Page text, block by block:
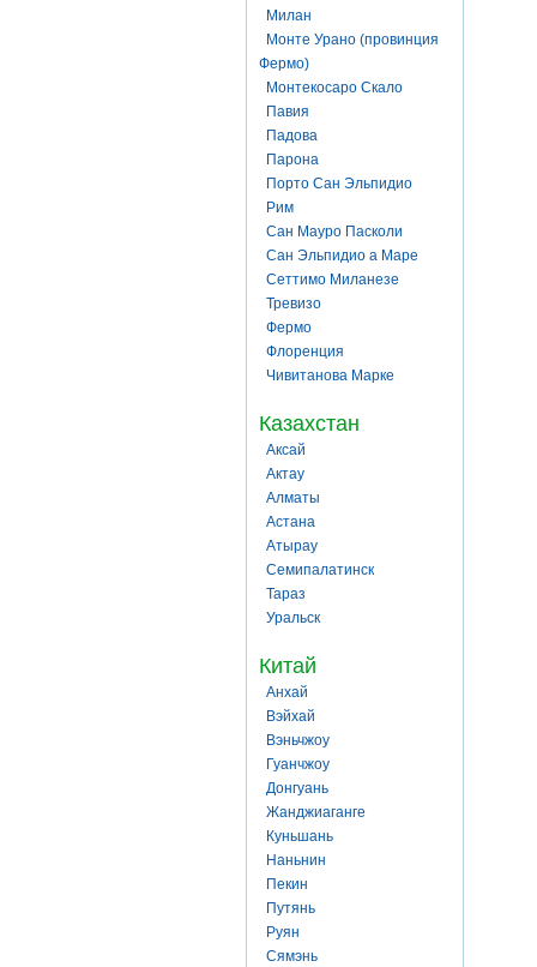
Милан
Монте Урано (провинция
Фермо)
Монтекосаро Скало
Павия
Падова
Парона
Порто Сан Эльпидио
Рим
Сан Мауро Пасколи
Сан Эльпидио а Маре
Сеттимо Миланезе
Тревизо
Фермо
Флоренция
Чивитанова Марке
Казахстан
Аксай
Актау
Алматы
Астана
Атырау
Семипалатинск
Тараз
Уральск
Китай
Анхай
Вэйхай
Вэньчжоу
Гуанчжоу
Донгуань
Жанджиаганге
Куньшань
Наньнин
Пекин
Путянь
Руян
Сямэнь